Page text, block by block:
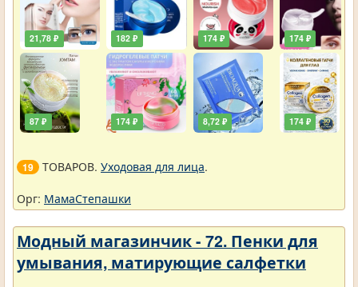
21,78 ₽
87 ₽
182 ₽
174 ₽
174 ₽
8,72 ₽
174 ₽
174 ₽
19 ТОВАРОВ. Уходовая для лица.
Орг: МамаСтепашки
Модный магазинчик - 72. Пенки для
умывания, матирующие салфетки